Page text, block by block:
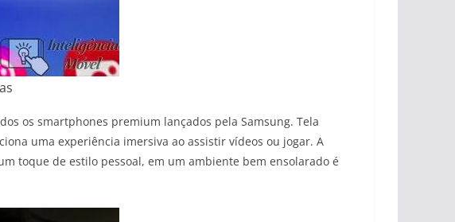
os smartphones premium lançados pela Samsung. Tela
uma experiência imersiva ao assistir vídeos ou jogar. A
toque de estilo pessoal, em um ambiente bem ensolarado é